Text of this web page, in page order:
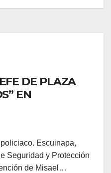
DE PLAZA
EN
Escuinapa,
Seguridad y Protección
de Misael…